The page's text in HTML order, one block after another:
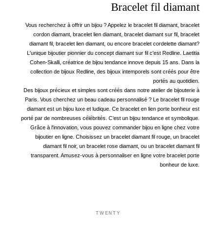
Bracelet fil diamant
Vous recherchez à offrir un bijou ? Appelez le bracelet fil diamant, bracelet
cordon diamant, bracelet lien diamant, bracelet diamant sur fil, bracelet
diamant fil, bracelet lien diamant, ou encore bracelet cordelette diamant?
L'unique bijoutier pionnier du concept diamant sur fil c'est Redline. Laetitia
Cohen-Skalli, créatrice de bijou tendance innove depuis 15 ans. Dans la
collection de bijoux Redline, des bijoux intemporels sont créés pour être
portés au quotidien.
Des bijoux précieux et simples sont créés dans notre atelier de bijouterie à
Paris. Vous cherchez un beau cadeau personnalisé ? Le bracelet fil rouge
diamant est un bijou luxe et ludique. Ce bracelet en lien porte bonheur est
porté par de nombreuses célébrités. C’est un bijou tendance et symbolique.
Grâce à l'innovation, vous pouvez commander bijou en ligne chez votre
bijoutier en ligne. Choisissez un bracelet diamant fil rouge, un bracelet
diamant fil noir, un bracelet rose diamant, ou un bracelet diamant fil
transparent. Amusez-vous à personnaliser en ligne votre bracelet porte
bonheur de luxe.
TWENTY